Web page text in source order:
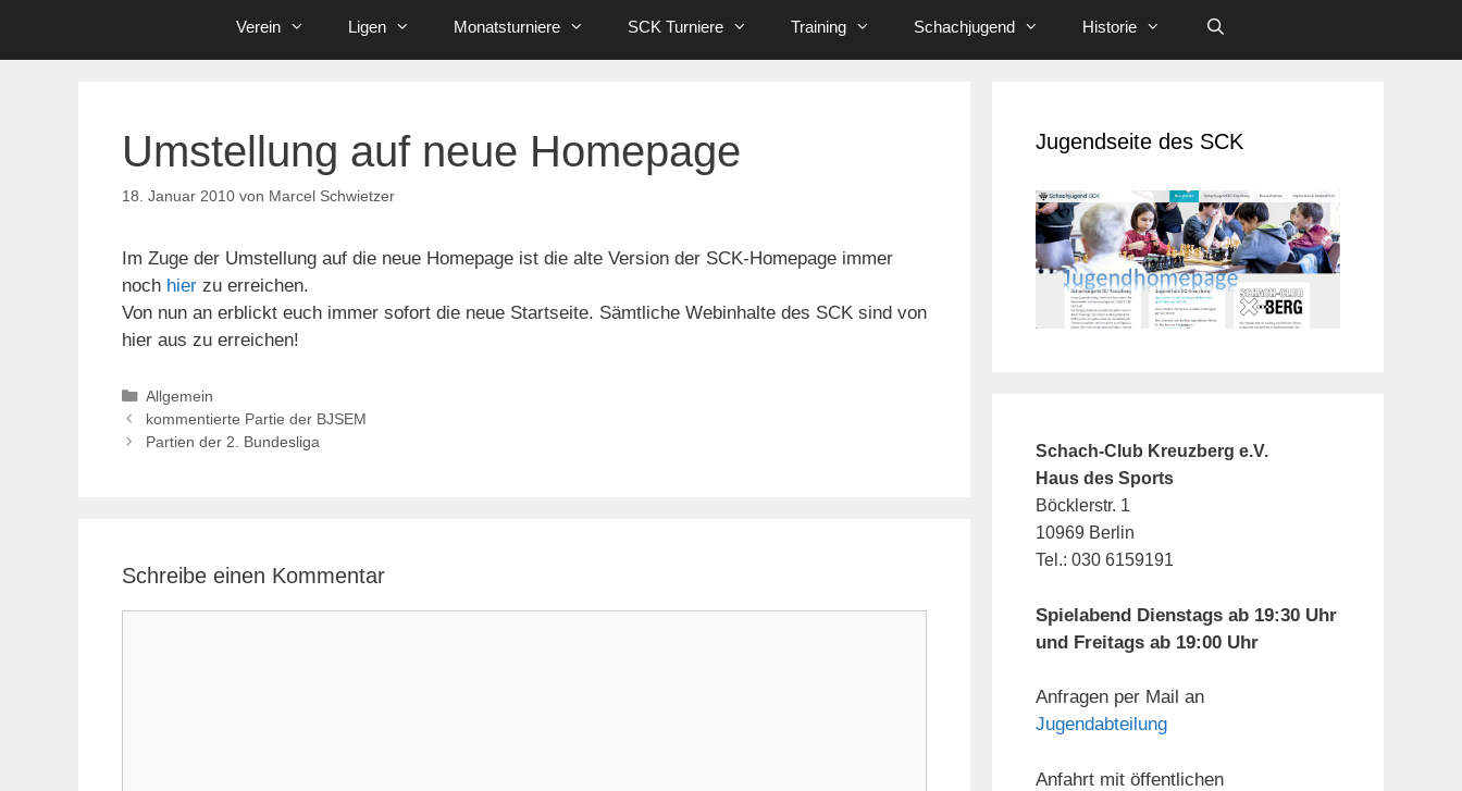
Verein Ligen Monatsturniere SCK Turniere Training Schachjugend Historie
Umstellung auf neue Homepage
18. Januar 2010 von Marcel Schwietzer
Im Zuge der Umstellung auf die neue Homepage ist die alte Version der SCK-Homepage immer
noch hier zu erreichen.
Von nun an erblickt euch immer sofort die neue Startseite. Sämtliche Webinhalte des SCK sind von
hier aus zu erreichen!
Kategorien
Allgemein
kommentierte Partie der BJSEM
Partien der 2. Bundesliga
Schreibe einen Kommentar
Jugendseite des SCK
Schach-Club Kreuzberg e.V.
Haus des Sports
Böcklerstr. 1
10969 Berlin
Tel.: 030 6159191
Spielabend Dienstags ab 19:30 Uhr
und Freitags ab 19:00 Uhr
Anfragen per Mail an
Jugendabteilung
Anfahrt mit öffentlichen